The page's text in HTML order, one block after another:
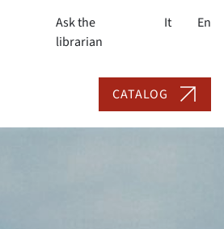
Ask the
librarian
It En
CATALOG